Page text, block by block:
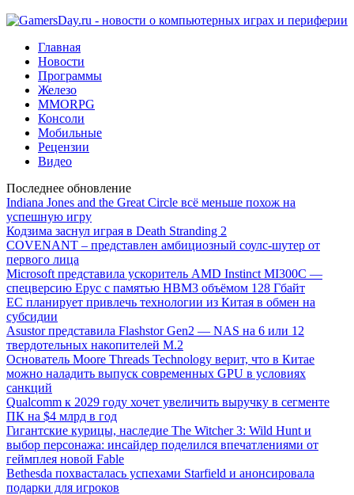
Главная
Новости
Программы
Железо
MMORPG
Консоли
Мобильные
Рецензии
Видео
Последнее обновление
Indiana Jones and the Great Circle всё меньше похож на
успешную игру
Кодзима заснул играя в Death Stranding 2
COVENANT – представлен амбициозный соулс-шутер от
первого лица
Microsoft представила ускоритель AMD Instinct MI300C —
спецверсию Epyc с памятью HBM3 объёмом 128 Гбайт
ЕС планирует привлечь технологии из Китая в обмен на
субсидии
Asustor представила Flashstor Gen2 — NAS на 6 или 12
твердотельных накопителей M.2
Основатель Moore Threads Technology верит, что в Китае
можно наладить выпуск современных GPU в условиях
санкций
Qualcomm к 2029 году хочет увеличить выручку в сегменте
ПК на $4 млрд в год
Гигантские курицы, наследие The Witcher 3: Wild Hunt и
выбор персонажа: инсайдер поделился впечатлениями от
геймплея новой Fable
Bethesda похвасталась успехами Starfield и анонсировала
подарки для игроков